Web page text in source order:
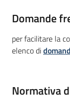
Domande
per facilitare la
elenco di
Normativa